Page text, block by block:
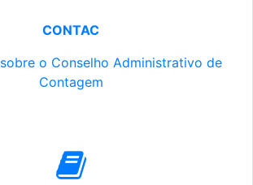
CONTAC
o Conselho Administrativo de
Contagem